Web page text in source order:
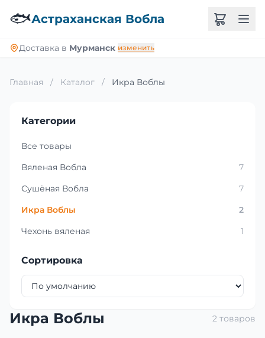
🐟Астраханская Вобла
Доставка в Мурманск изменить
Главная / Каталог / Икра Воблы
Категории
Все товары
Вяленая Вобла
7
Сушёная Вобла
7
Икра Воблы
2
Чехонь вяленая
1
Сортировка
Икра Воблы 2 товаров